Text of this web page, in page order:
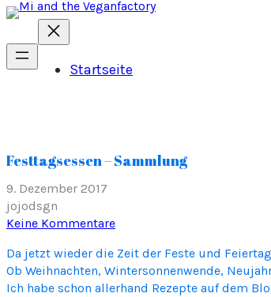
Startseite
Festtagsessen – Sammlung
9. Dezember 2017
jojodsgn
Keine Kommentarezu
–
Sammlung
Da jetzt wieder die Zeit der Feste und
Ob Weihnachten, Wintersonnenwende,
Ich habe schon allerhand Rezepte auf dem